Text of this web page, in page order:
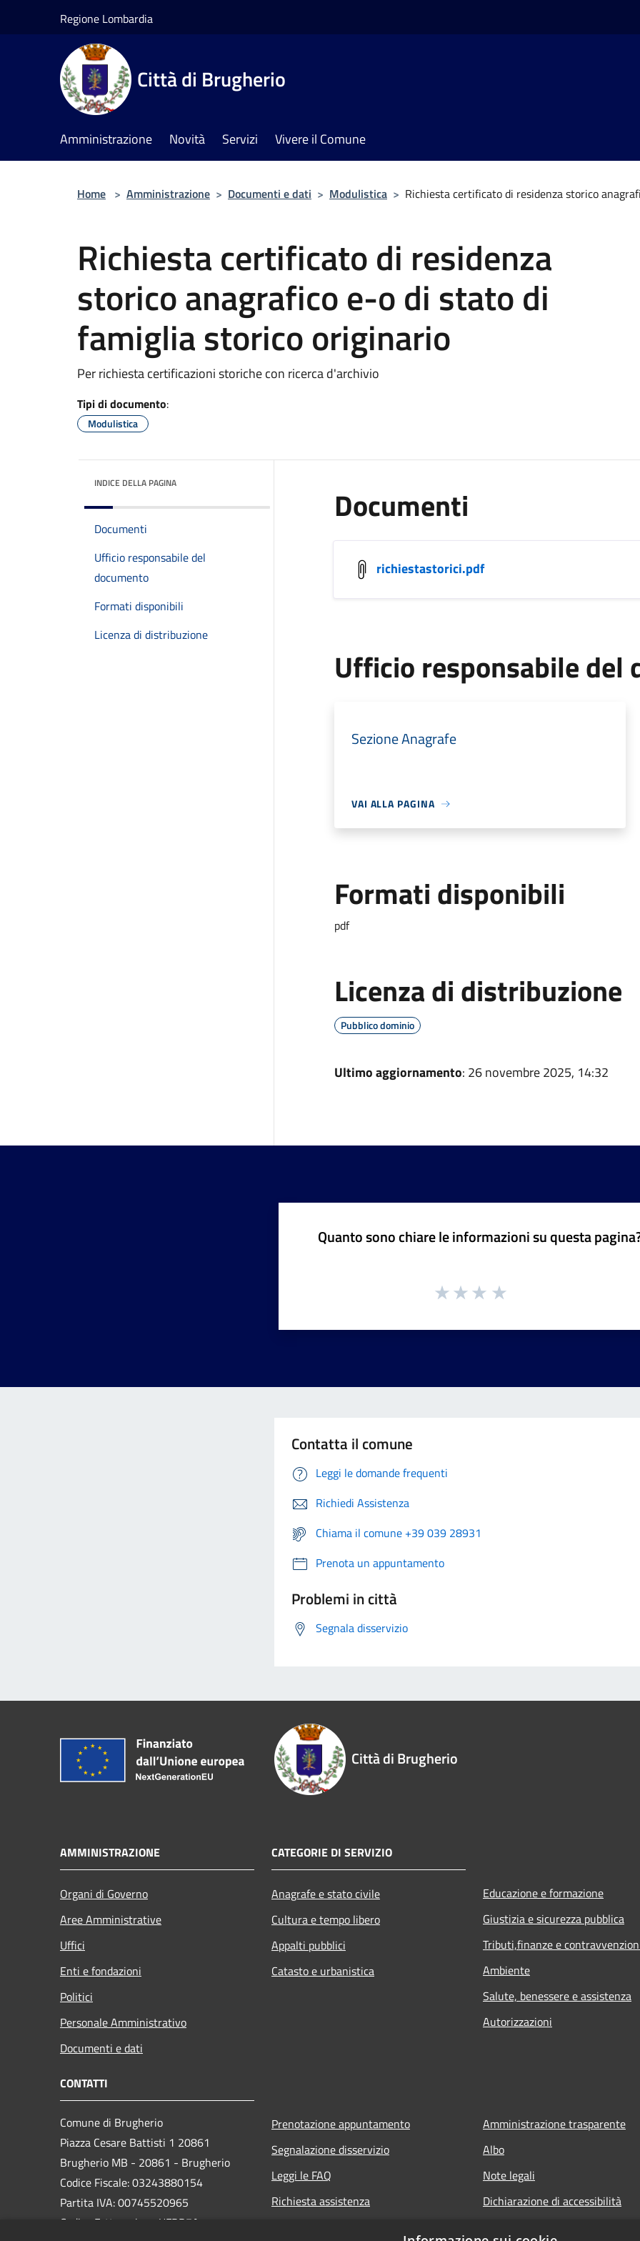
Regione Lombardia
Città di Brugherio
Amministrazione Novità Servizi Vivere il Comune
Home > Amministrazione > Documenti e dati > Modulistica > Richiesta certificato di residenza storico
Richiesta certificato di residenza
storico anagrafico e-o di stato di
famiglia storico originario
Per richiesta certificazioni storiche con ricerca d'archivio
Tipi di documento:
Modulistica
INDICE DELLA PAGINA
Documenti
Ufficio responsabile del
documento
Formati disponibili
Licenza di distribuzione
Documenti
richiestastorici.pdf
Ufficio responsabile del
Sezione Anagrafe
VAI ALLA PAGINA
Formati disponibili
pdf
Licenza di distribuzione
Pubblico dominio
Ultimo aggiornamento: 26 novembre 2025, 14:32
Quanto sono chiare le informazioni su questa
Contatta il comune
Leggi le domande frequenti
Richiedi Assistenza
Chiama il comune +39 039 28931
Prenota un appuntamento
Problemi in città
Segnala disservizio
Città di Brugherio
AMMINISTRAZIONE
Organi di Governo
Aree Amministrative
Uffici
Enti e fondazioni
Politici
Personale Amministrativo
Documenti e dati
CATEGORIE DI SERVIZIO
Anagrafe e stato civile
Cultura e tempo libero
Appalti pubblici
Catasto e urbanistica
Educazione e formazione
Giustizia e sicurezza pubblica
Tributi,finanze e
Ambiente
Salute, benessere e assistenza
Autorizzazioni
CONTATTI
Comune di Brugherio
Piazza Cesare Battisti 1 20861
Brugherio MB - 20861 - Brugherio
Codice Fiscale: 03243880154
Partita IVA: 00745520965
Codice Fatturazione UFDB7A
Prenotazione appuntamento
Segnalazione disservizio
Leggi le FAQ
Richiesta assistenza
Amministrazione trasparente
Albo
Note legali
Dichiarazione di accessibilità